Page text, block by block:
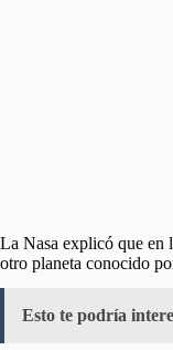
La Nasa explicó que en
otro planeta conocido
Esto te podría